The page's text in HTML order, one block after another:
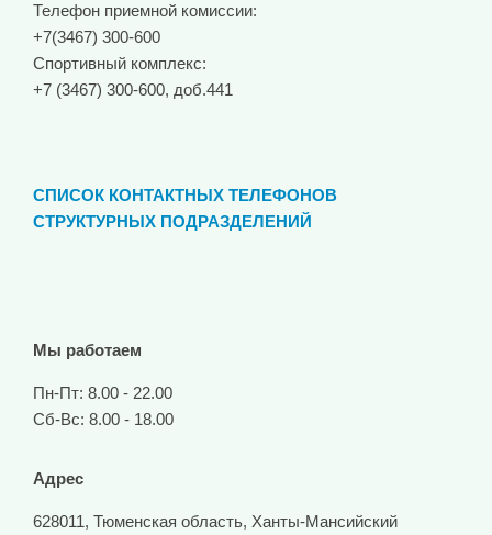
Телефон приемной комиссии:
+7(3467) 300-600
Спортивный комплекс:
+7 (3467) 300-600, доб.441
СПИСОК КОНТАКТНЫХ ТЕЛЕФОНОВ
СТРУКТУРНЫХ ПОДРАЗДЕЛЕНИЙ
Мы работаем
Пн-Пт: 8.00 - 22.00
Сб-Вс: 8.00 - 18.00
Адрес
628011, Тюменская область, Ханты-Мансийский